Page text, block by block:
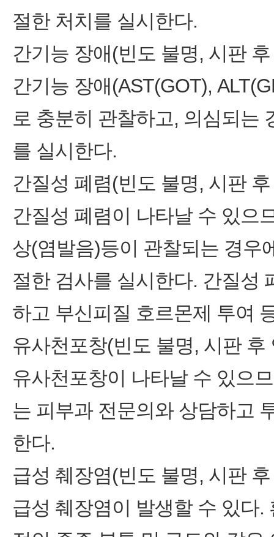
절한 처치를 실시한다.
간기능 장애(빈도 불명, 시판
간기능 장애(AST(GOT),
로 충분히 관찰하고, 의심되는
를 실시한다.
간질성 폐렴(빈도 불명, 시판
간질성 폐렴이 나타날 수 있으
상(염발음)등이 관찰되는 경우
절한 검사를 실시한다. 간질성
하고 부신피질 호르몬제 투여
유사천포창(빈도 불명, 시판 후
유사천포창이 나타날 수 있으
는 피부과 전문의와 상담하고
한다.
급성 췌장염(빈도 불명, 시판
급성 췌장염이 발생할 수 있다